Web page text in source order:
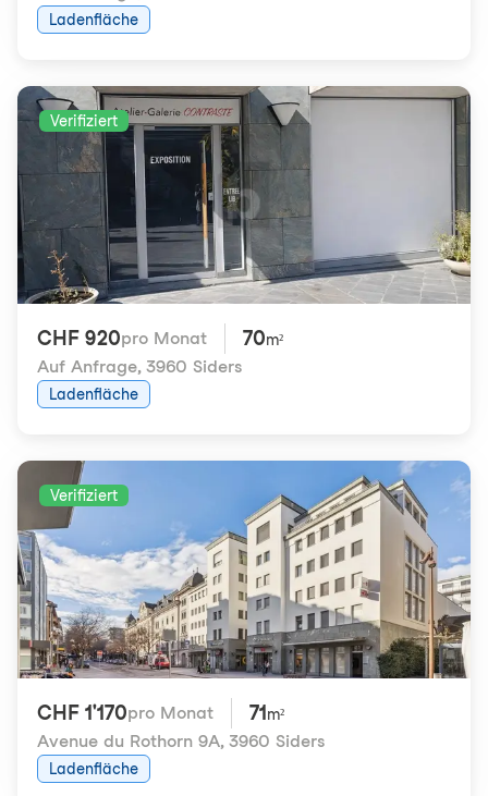
Ladenfläche
Verifiziert
CHF 920pro Monat 70m²
Auf Anfrage, 3960 Siders
Ladenfläche
Verifiziert
CHF 1'170pro Monat 71 m²
Avenue du Rothorn 9A, 3960 Siders
Ladenfläche